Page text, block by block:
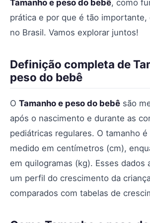
Tamanho e peso do bebê, como
prática e por que é tão importante,
no Brasil. Vamos explorar juntos!
Definição completa de
peso do bebê
O Tamanho e peso do bebê são
após o nascimento e durante as
pediátricas regulares. O tamanho
medido em centímetros (cm),
em quilogramas (kg). Esses dados
um perfil do crescimento da
comparados com tabelas de